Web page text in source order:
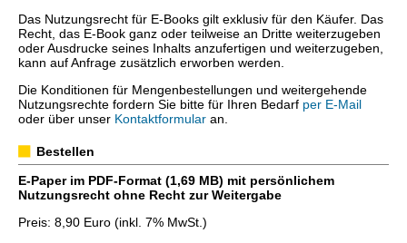
Das Nutzungsrecht für E-Books gilt exklusiv für den Käufer. Das
Recht, das E-Book ganz oder teilweise an Dritte weiterzugeben
oder Ausdrucke seines Inhalts anzufertigen und weiterzugeben,
kann auf Anfrage zusätzlich erworben werden.
Die Konditionen für Mengenbestellungen und weitergehende
Nutzungsrechte fordern Sie bitte für Ihren Bedarf per E-Mail
oder über unser Kontaktformular an.
Bestellen
E-Paper im PDF-Format (1,69 MB) mit persönlichem
Nutzungsrecht ohne Recht zur Weitergabe
Preis: 8,90 Euro (inkl. 7% MwSt.)